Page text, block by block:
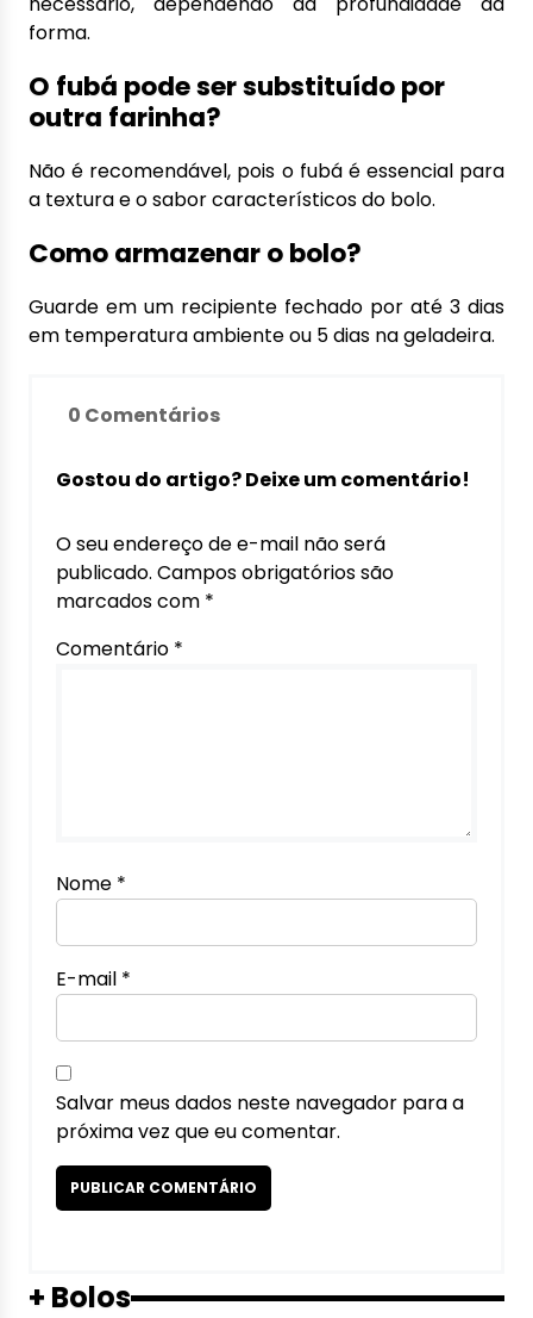
forma.
O fubá pode ser substituído por
outra farinha?
Não é recomendável, pois o fubá é essencial para
a textura e o sabor característicos do bolo.
Como armazenar o bolo?
Guarde em um recipiente fechado por até 3 dias
em temperatura ambiente ou 5 dias na geladeira.
0 Comentários
Gostou do artigo? Deixe um comentário!
O seu endereço de e-mail não será
publicado. Campos obrigatórios são
marcados com *
Comentário *
Nome *
E-mail *
Salvar meus dados neste navegador para a
próxima vez que eu comentar.
+ Bolos